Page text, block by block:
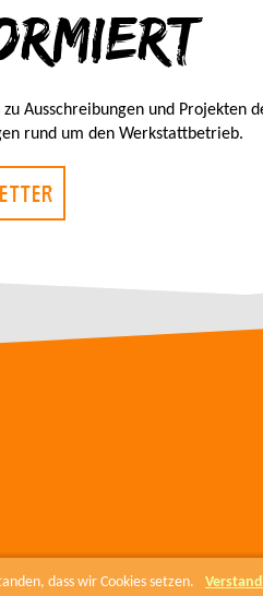
dass wir Cookies setzen.
Ausschreibungen und Projekten
rund um den Werkstattbetrieb.